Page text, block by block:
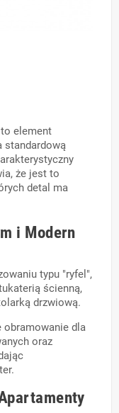
to element
standardową
że jest to
detal ma
i Modern
typu "ryfel",
ścienną,
drzwiową.
obramowanie dla
oraz